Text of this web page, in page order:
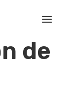
de